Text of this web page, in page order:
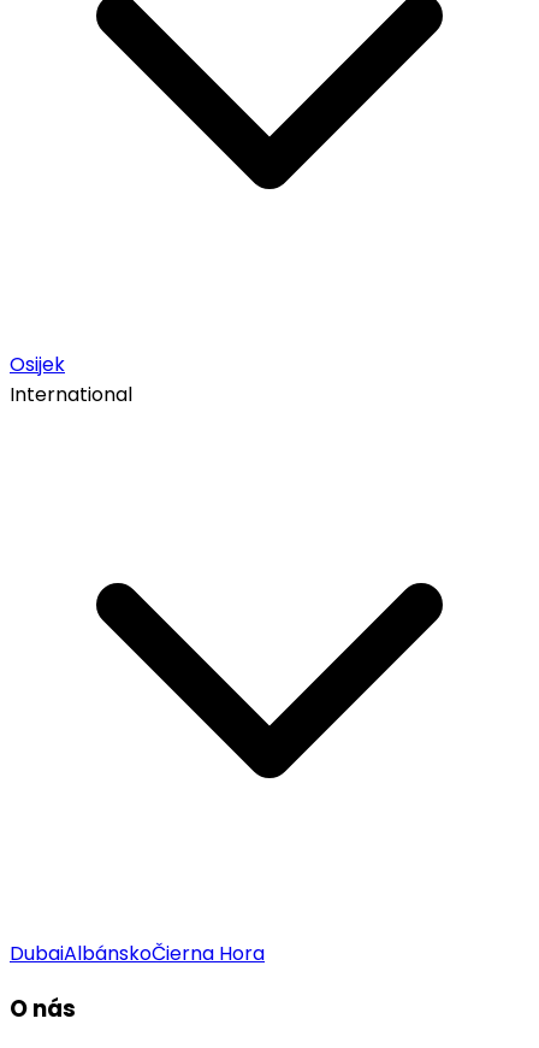
Osijek
International
DubaiAlbánskoČierna Hora
O nás